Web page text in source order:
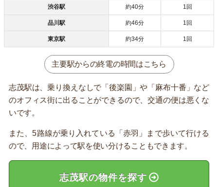
渋谷駅 約40分 1回
品川駅 約46分 1回
東京駅 約34分 1回
主要駅からの終電の時間はこちら
志茂駅は、乗り換えなしで「後楽園」や「麻布十番」など
のオフィス街に出ることができるので、交通の便は悪くな
いです。
また、5路線が乗り入れている「赤羽」まで歩いて行ける
ので、用途によって駅を使い分けることもできます。
志茂駅の物件を探す